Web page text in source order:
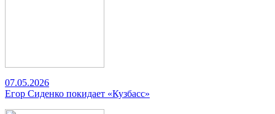
07.05.2026
Егор Сиденко покидает «Кузбасс»